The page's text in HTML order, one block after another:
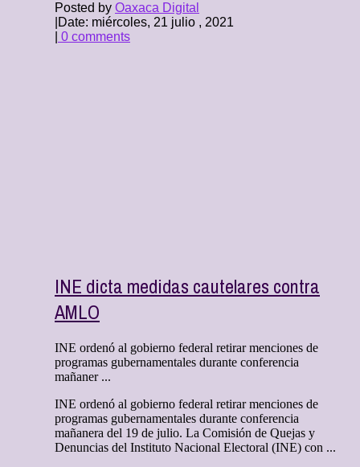
Posted by Oaxaca Digital
Date: miércoles, 21 julio , 2021
0 comments
INE dicta medidas cautelares contra
AMLO
INE ordenó al gobierno federal retirar menciones de
programas gubernamentales durante conferencia
mañaner ...
INE ordenó al gobierno federal retirar menciones de
programas gubernamentales durante conferencia
mañanera del 19 de julio. La Comisión de Quejas y
Denuncias del Instituto Nacional Electoral (INE) con ...